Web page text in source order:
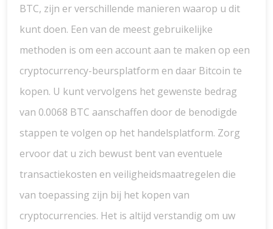
BTC, zijn er verschillende manieren waarop u dit
kunt doen. Een van de meest gebruikelijke
methoden is om een account aan te maken op een
cryptocurrency-beursplatform en daar Bitcoin te
kopen. U kunt vervolgens het gewenste bedrag
van 0.0068 BTC aanschaffen door de benodigde
stappen te volgen op het handelsplatform. Zorg
ervoor dat u zich bewust bent van eventuele
transactiekosten en veiligheidsmaatregelen die
van toepassing zijn bij het kopen van
cryptocurrencies. Het is altijd verstandig om uw